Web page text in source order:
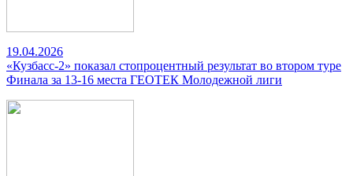
19.04.2026
«Кузбасс-2» показал стопроцентный результат во втором туре
Финала за 13-16 места ГЕОТЕК Молодежной лиги